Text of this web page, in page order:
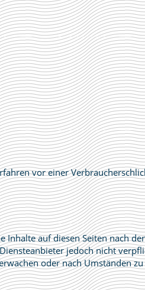
vor einer
Inhalte auf diesen Seiten nach
jedoch nicht
oder nach Umständen